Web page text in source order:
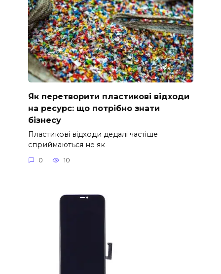
Як перетворити пластикові відходи
на ресурс: що потрібно знати
бізнесу
Пластикові відходи дедалі частіше
сприймаються не як
0 10